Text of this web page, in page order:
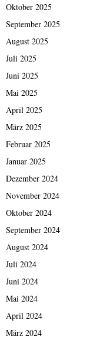
Oktober 2025
September 2025
August 2025
Juli 2025
Juni 2025
Mai 2025
April 2025
März 2025
Februar 2025
Januar 2025
Dezember 2024
November 2024
Oktober 2024
September 2024
August 2024
Juli 2024
Juni 2024
Mai 2024
April 2024
März 2024